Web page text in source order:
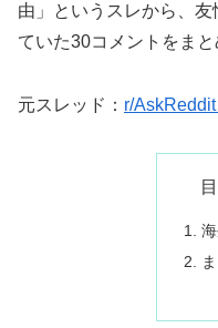
由」というスレから、
ていた30コメントをまと
元スレッド： r/AskReddit